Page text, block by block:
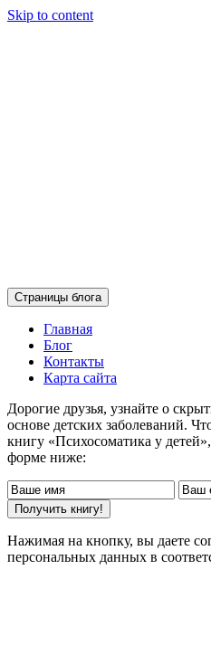
Skip to content
Страницы блога
Главная
Блог
Контакты
Карта сайта
Дорогие друзья, узнайте о
основе детских заболеваний.
книгу «Психосоматика у
форме ниже:
Нажимая на кнопку, вы даете
персональных данных в